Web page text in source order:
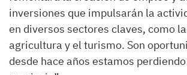
inversiones que impulsarán la
en diversos sectores claves, como
agricultura y el turismo. Son
desde hace años estamos